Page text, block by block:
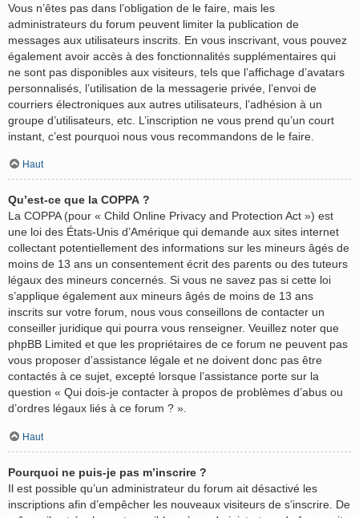
Vous n’êtes pas dans l’obligation de le faire, mais les
administrateurs du forum peuvent limiter la publication de
messages aux utilisateurs inscrits. En vous inscrivant, vous pouvez
également avoir accès à des fonctionnalités supplémentaires qui
ne sont pas disponibles aux visiteurs, tels que l’affichage d’avatars
personnalisés, l’utilisation de la messagerie privée, l’envoi de
courriers électroniques aux autres utilisateurs, l’adhésion à un
groupe d’utilisateurs, etc. L’inscription ne vous prend qu’un court
instant, c’est pourquoi nous vous recommandons de le faire.
Haut
Qu’est-ce que la COPPA ?
La COPPA (pour « Child Online Privacy and Protection Act ») est
une loi des États-Unis d’Amérique qui demande aux sites internet
collectant potentiellement des informations sur les mineurs âgés de
moins de 13 ans un consentement écrit des parents ou des tuteurs
légaux des mineurs concernés. Si vous ne savez pas si cette loi
s’applique également aux mineurs âgés de moins de 13 ans
inscrits sur votre forum, nous vous conseillons de contacter un
conseiller juridique qui pourra vous renseigner. Veuillez noter que
phpBB Limited et que les propriétaires de ce forum ne peuvent pas
vous proposer d’assistance légale et ne doivent donc pas être
contactés à ce sujet, excepté lorsque l’assistance porte sur la
question « Qui dois-je contacter à propos de problèmes d’abus ou
d’ordres légaux liés à ce forum ? ».
Haut
Pourquoi ne puis-je pas m’inscrire ?
Il est possible qu’un administrateur du forum ait désactivé les
inscriptions afin d’empêcher les nouveaux visiteurs de s’inscrire. De